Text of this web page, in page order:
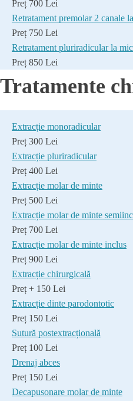
Preț 700 Lei
Retratament premolar 2 canale
Preț 750 Lei
Retratament pluriradicular la
Preț 850 Lei
Tratamente
Extracție monoradicular
Preț 300 Lei
Extracție pluriradicular
Preț 400 Lei
Extracție molar de minte
Preț 500 Lei
Extracție molar de minte
Preț 700 Lei
Extracție molar de minte inclus
Preț 900 Lei
Extracție chirurgicală
Preț + 150 Lei
Extracție dinte parodontotic
Preț 150 Lei
Sutură postextracțională
Preț 100 Lei
Drenaj abces
Preț 150 Lei
Decapusonare molar de minte